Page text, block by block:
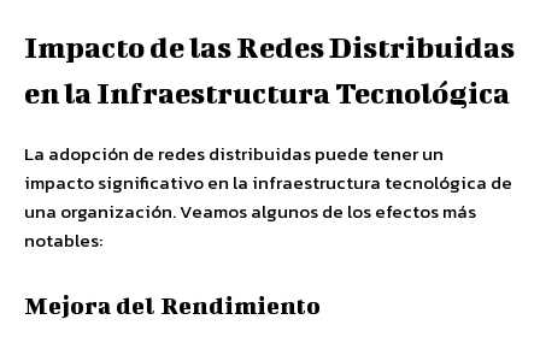
Impacto de las Redes Distribuidas
en la Infraestructura Tecnológica
La adopción de redes distribuidas puede tener un
impacto significativo en la infraestructura tecnológica de
una organización. Veamos algunos de los efectos más
notables:
Mejora del Rendimiento